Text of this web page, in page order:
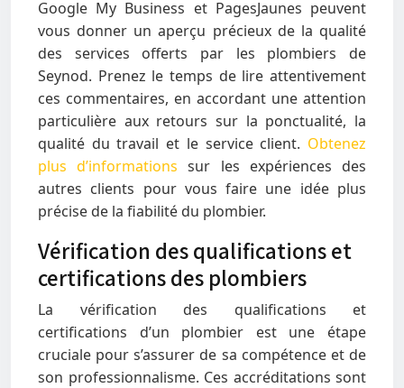
Google My Business et PagesJaunes peuvent
vous donner un aperçu précieux de la qualité
des services offerts par les plombiers de
Seynod. Prenez le temps de lire attentivement
ces commentaires, en accordant une attention
particulière aux retours sur la ponctualité, la
qualité du travail et le service client. Obtenez
plus d’informationssur les expériences des
autres clients pour vous faire une idée plus
précise de la fiabilité du plombier.
Vérification des qualifications et
certifications des plombiers
La vérification des qualifications et
certifications d’un plombier est une étape
cruciale pour s’assurer de sa compétence et de
son professionnalisme. Ces accréditations sont